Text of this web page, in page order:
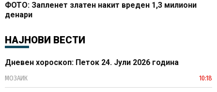
ФОТО: Запленет златен накит вреден 1,3 милиони
денари
НАЈНОВИ ВЕСТИ
Дневен хороскоп: Петок 24. Јули 2026 година
МОЗАИК 10:18